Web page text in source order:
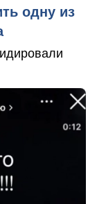
одну из